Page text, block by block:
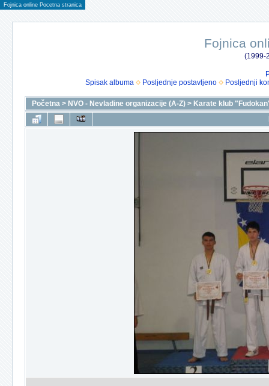
Fojnica online Pocetna stranica
Fojnica
(1999-
Spisak albuma
Posljednje postavljeno Posljednji
Početna > NVO - Nevladine organizacije (A-Z) > Karate klub